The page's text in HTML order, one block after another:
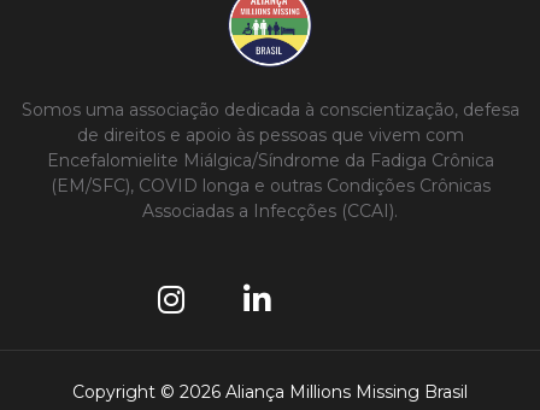
Somos uma associação dedicada à conscientização, defesa
de direitos e apoio às pessoas que vivem com
Encefalomielite Miálgica/Síndrome da Fadiga Crônica
(EM/SFC), COVID longa e outras Condições Crônicas
Associadas a Infecções (CCAI).
Copyright © 2026 Aliança Millions Missing Brasil